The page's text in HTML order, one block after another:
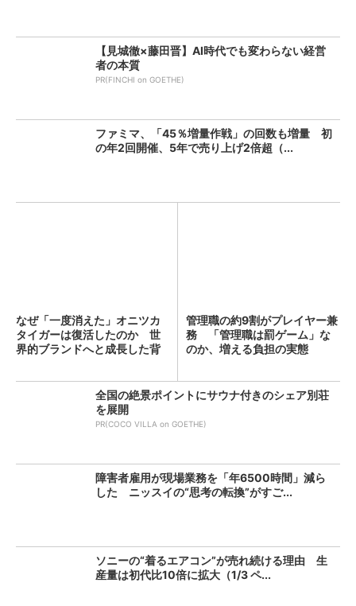
【見城徹×藤田晋】AI時代でも変わらない経営
者の本質
PR(FINCHI on GOETHE)
ファミマ、「45％増量作戦」の回数も増量 初
の年2回開催、5年で売り上げ2倍超（...
なぜ「一度消えた」オニツカ
タイガーは復活したのか 世
界的ブランドへと成長した背
管理職の約9割がプレイヤー兼
務 「管理職は罰ゲーム」な
のか、増える負担の実態
全国の絶景ポイントにサウナ付きのシェア別荘
を展開
PR(COCO VILLA on GOETHE)
障害者雇用が現場業務を「年6500時間」減ら
した ニッスイの“思考の転換”がすご...
ソニーの“着るエアコン”が売れ続ける理由 生
産量は初代比10倍に拡大（1/3 ペ...